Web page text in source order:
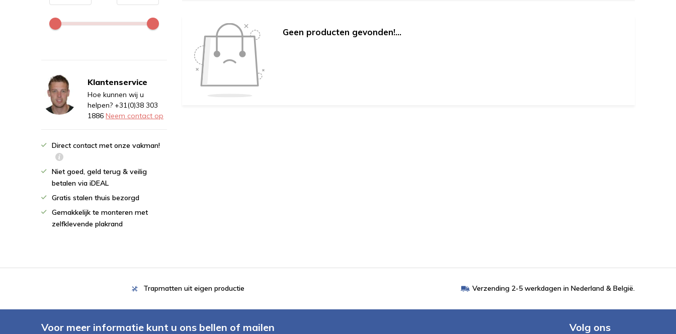
Geen producten gevonden!...
Klantenservice
Hoe kunnen wij u
helpen? +31(0)38 303
1886 Neem contact op
Direct contact met onze vakman!
Niet goed, geld terug & veilig
betalen via iDEAL
Gratis stalen thuis bezorgd
Gemakkelijk te monteren met
zelfklevende plakrand
Trapmatten uit eigen productie Verzending 2-5 werkdagen in Nederland & België.
Voor meer informatie kunt u ons bellen of mailen Volg ons